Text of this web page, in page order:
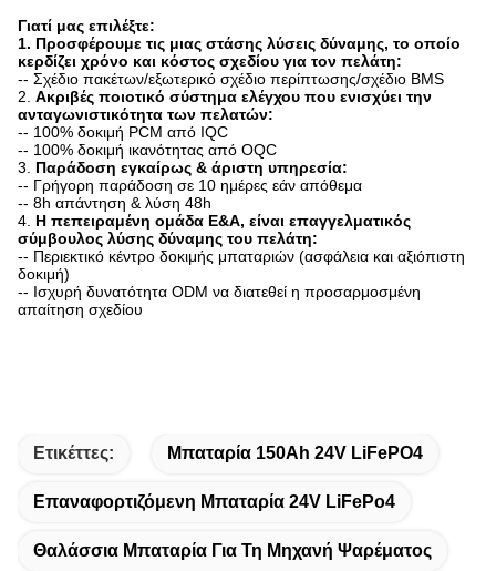
Γιατί μας επιλέξτε:
1. Προσφέρουμε τις μιας στάσης λύσεις δύναμης, το οποίο
κερδίζει χρόνο και κόστος σχεδίου για τον πελάτη:
-- Σχέδιο πακέτων/εξωτερικό σχέδιο περίπτωσης/σχέδιο BMS
2. Ακριβές ποιοτικό σύστημα ελέγχου που ενισχύει την
ανταγωνιστικότητα των πελατών:
-- 100% δοκιμή PCM από IQC
-- 100% δοκιμή ικανότητας από OQC
3. Παράδοση εγκαίρως & άριστη υπηρεσία:
-- Γρήγορη παράδοση σε 10 ημέρες εάν απόθεμα
-- 8h απάντηση & λύση 48h
4. Η πεπειραμένη ομάδα Ε&Α, είναι επαγγελματικός
σύμβουλος λύσης δύναμης του πελάτη:
-- Περιεκτικό κέντρο δοκιμής μπαταριών (ασφάλεια και αξιόπιστη
δοκιμή)
-- Ισχυρή δυνατότητα ODM να διατεθεί η προσαρμοσμένη
απαίτηση σχεδίου
Ετικέττες: Μπαταρία 150Ah 24V LiFePO4
Επαναφορτιζόμενη Μπαταρία 24V LiFePo4
Θαλάσσια Μπαταρία Για Τη Μηχανή Ψαρέματος